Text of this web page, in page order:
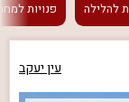
להלילה פנויות
עין יעקב